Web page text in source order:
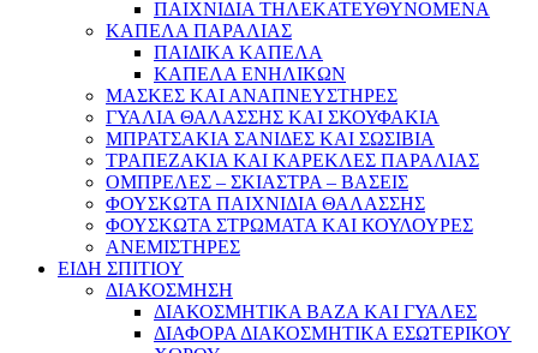
ΠΑΙΧΝΙΔΙΑ ΤΗΛΕΚΑΤΕΥΘΥΝΟΜΕΝΑ
ΚΑΠΕΛΑ ΠΑΡΑΛΙΑΣ
ΠΑΙΔΙΚΑ ΚΑΠΕΛΑ
ΚΑΠΕΛΑ ΕΝΗΛΙΚΩΝ
ΜΑΣΚΕΣ ΚΑΙ ΑΝΑΠΝΕΥΣΤΗΡΕΣ
ΓΥΑΛΙΑ ΘΑΛΑΣΣΗΣ ΚΑΙ ΣΚΟΥΦΑΚΙΑ
ΜΠΡΑΤΣΑΚΙΑ ΣΑΝΙΔΕΣ ΚΑΙ ΣΩΣΙΒΙΑ
ΤΡΑΠΕΖΑΚΙΑ ΚΑΙ ΚΑΡΕΚΛΕΣ ΠΑΡΑΛΙΑΣ
ΟΜΠΡΕΛΕΣ – ΣΚΙΑΣΤΡΑ – ΒΑΣΕΙΣ
ΦΟΥΣΚΩΤΑ ΠΑΙΧΝΙΔΙΑ ΘΑΛΑΣΣΗΣ
ΦΟΥΣΚΩΤΑ ΣΤΡΩΜΑΤΑ ΚΑΙ ΚΟΥΛΟΥΡΕΣ
ΑΝΕΜΙΣΤΗΡΕΣ
ΕΙΔΗ ΣΠΙΤΙΟΥ
ΔΙΑΚΟΣΜΗΣΗ
ΔΙΑΚΟΣΜΗΤΙΚΑ ΒΑΖΑ ΚΑΙ ΓΥΑΛΕΣ
ΔΙΑΦΟΡΑ ΔΙΑΚΟΣΜΗΤΙΚΑ ΕΣΩΤΕΡΙΚΟΥ